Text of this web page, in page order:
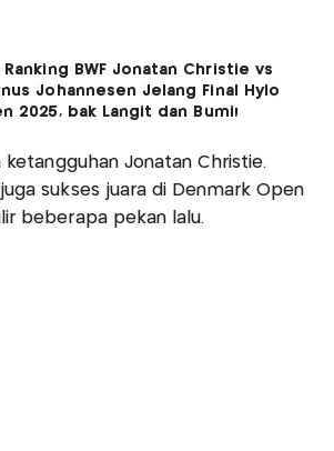
Ranking BWF Jonatan Christie vs
Johannesen Jelang Final Hylo
2025, bak Langit dan Bumi!
ketangguhan Jonatan Christie.
sukses juara di Denmark Open
beberapa pekan lalu.